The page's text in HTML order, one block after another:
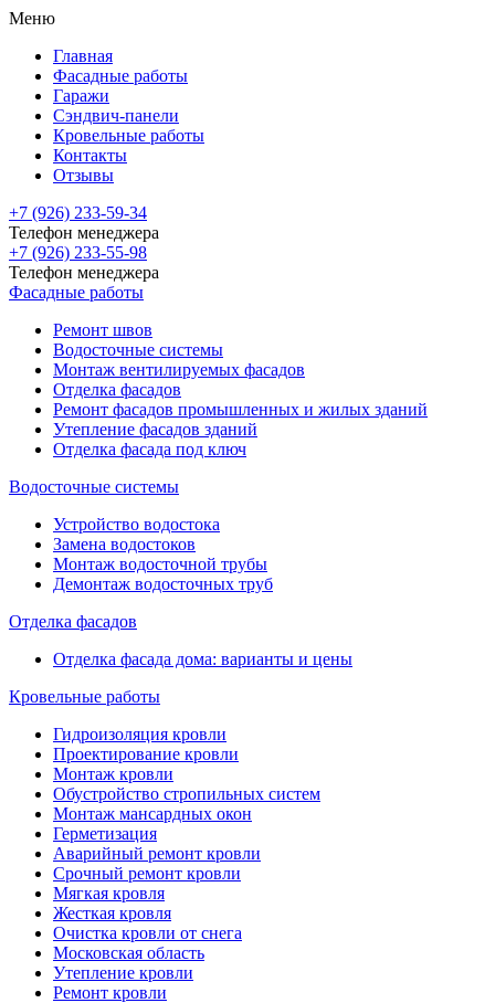
Меню
Главная
Фасадные работы
Гаражи
Сэндвич-панели
Кровельные работы
Контакты
Отзывы
+7 (926) 233-59-34
Телефон менеджера
+7 (926) 233-55-98
Телефон менеджера
Фасадные работы
Ремонт швов
Водосточные системы
Монтаж вентилируемых фасадов
Отделка фасадов
Ремонт фасадов промышленных и жилых зданий
Утепление фасадов зданий
Отделка фасада под ключ
Водосточные системы
Устройство водостока
Замена водостоков
Монтаж водосточной трубы
Демонтаж водосточных труб
Отделка фасадов
Отделка фасада дома: варианты и цены
Кровельные работы
Гидроизоляция кровли
Проектирование кровли
Монтаж кровли
Обустройство стропильных систем
Монтаж мансардных окон
Герметизация
Аварийный ремонт кровли
Срочный ремонт кровли
Мягкая кровля
Жесткая кровля
Очистка кровли от снега
Московская область
Утепление кровли
Ремонт кровли